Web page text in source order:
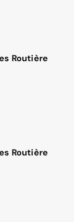
Routière
Routière